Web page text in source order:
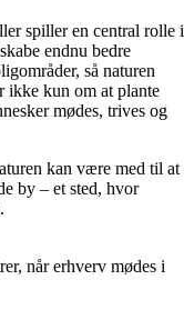
spiller en central rolle i
endnu bedre
så naturen
ikke kun om at plante
mødes, trives og
kan være med til at
by – et sted, hvor
når erhverv mødes i